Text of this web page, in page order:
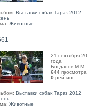
Выставки собак Тараз 2012
Животные
21 сентября
года
Богданов М.М.
644 просмотра
0 рейтинг
Выставки собак Тараз 2012
Животные